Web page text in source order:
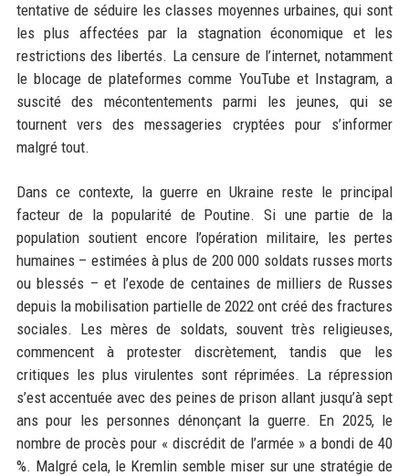
tentative de séduire les classes moyennes urbaines, qui sont
les plus affectées par la stagnation économique et les
restrictions des libertés. La censure de l’internet, notamment
le blocage de plateformes comme YouTube et Instagram, a
suscité des mécontentements parmi les jeunes, qui se
tournent vers des messageries cryptées pour s’informer
malgré tout.
Dans ce contexte, la guerre en Ukraine reste le principal
facteur de la popularité de Poutine. Si une partie de la
population soutient encore l’opération militaire, les pertes
humaines – estimées à plus de 200 000 soldats russes morts
ou blessés – et l’exode de centaines de milliers de Russes
depuis la mobilisation partielle de 2022 ont créé des fractures
sociales. Les mères de soldats, souvent très religieuses,
commencent à protester discrètement, tandis que les
critiques les plus virulentes sont réprimées. La répression
s’est accentuée avec des peines de prison allant jusqu’à sept
ans pour les personnes dénonçant la guerre. En 2025, le
nombre de procès pour « discrédit de l’armée » a bondi de 40
%. Malgré cela, le Kremlin semble miser sur une stratégie de